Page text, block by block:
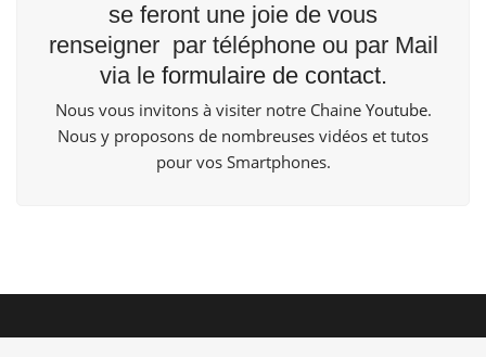
se feront une joie de vous
renseigner par téléphone ou par Mail
via le formulaire de contact.
Nous vous invitons à visiter notre Chaine Youtube.
Nous y proposons de nombreuses vidéos et tutos
pour vos Smartphones.